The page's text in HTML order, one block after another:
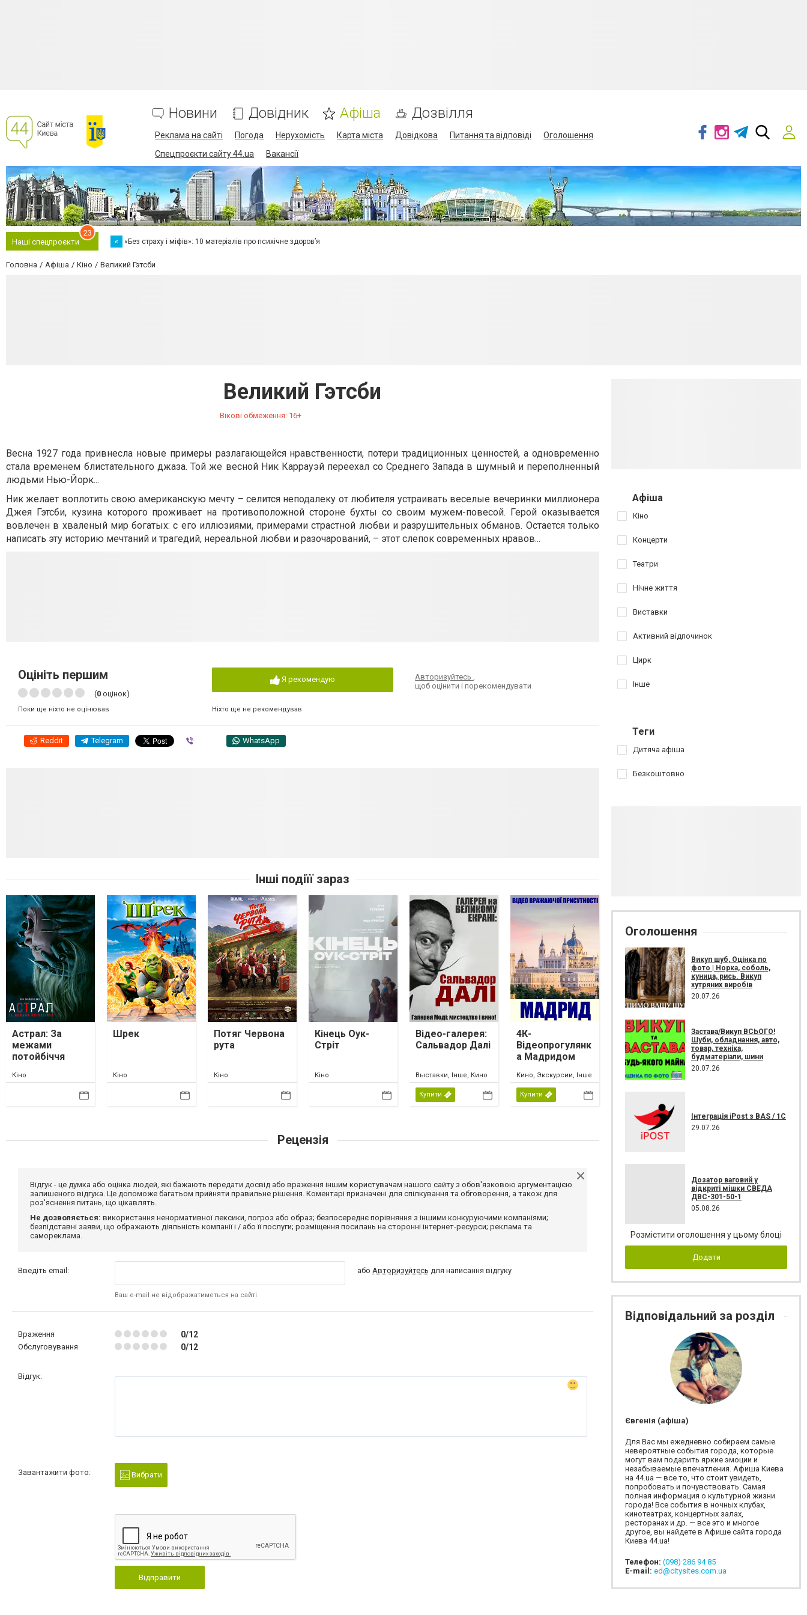
Новини Довідник Афіша Дозвілля
Реклама на сайті Погода Нерухомість Карта міста Довідкова Питання та відповіді
Оголошення
Спецпроєкти сайту 44.ua
Вакансії
Наші спецпроєкти
23
« «Без страху і міфів»: 10 матеріалів про психічне здоров’я
Головна Афіша Кіно Великий Гэтсби
Великий Гэтсби
Вікові обмеження: 16+
Весна 1927 года привнесла новые примеры разлагающейся нравственности, потери традиционных ценностей, а одновременно
стала временем блистательного джаза. Той же весной Ник Каррауэй переехал со Среднего Запада в шумный и переполненный
людьми Нью-Йорк...
Ник желает воплотить свою американскую мечту – селится неподалеку от любителя устраивать веселые вечеринки миллионера
Джея Гэтсби, кузина которого проживает на противоположной стороне бухты со своим мужем-повесой. Герой оказывается
вовлечен в хваленый мир богатых: с его иллюзиями, примерами страстной любви и разрушительных обманов. Остается только
написать эту историю мечтаний и трагедий, нереальной любви и разочарований, – этот слепок современных нравов...
Оцініть першим
(0 оцінок)
Поки ще ніхто не оцінював
Я рекомендую
Ніхто ще не рекомендував
Авторизуйтесь,
щоб оцінити і порекомендувати
Reddit Telegram WhatsApp
Інші подіїї зараз
Астрал: За
межами
потойбіччя
Кіно
Шрек
Кіно
Потяг Червона
рута
Кіно
Кінець Оук-
Стріт
Кіно
Відео-галерея:
Сальвадор Далі
Выставки, Інше, Кино
Купити
4К-
Відеопрогулянк
а Мадридом
Кино, Экскурсии, Інше
Купити
Рецензія
Відгук - це думка або оцінка людей, які бажають передати досвід або враження іншим користувачам нашого сайту з обов'язковою аргументацією
залишеного відгука. Це допоможе багатьом прийняти правильне рішення. Коментарі призначені для спілкування та обговорення, а також для
роз'яснення питань, що цікавлять.
Не дозволяється: використання ненормативної лексики, погроз або образ; безпосереднє порівняння з іншими конкуруючими компаніями;
безпідставні заяви, що ображають діяльність компанії і / або її послуги; розміщення посилань на сторонні інтернет-ресурси; реклама та
самореклама.
Введіть email:
Ваш e-mail не відображатиметься на сайті
або Авторизуйтесь для написання відгуку
Враження 0/12
Обслуговування 0/12
Відгук:
Завантажити фото: Вибрати
Відправити
Афіша
Кіно
Концерти
Театри
Нічне життя
Виставки
Активний відпочинок
Цирк
Інше
Теги
Дитяча афіша
Безкоштовно
Оголошення
Викуп шуб, Оцінка по
фото | Норка, соболь,
куница, рись. Викуп
хутряних виробів
20.07.26
Застава/Викуп ВСЬОГО!
Шуби, обладнання, авто,
товар, техніка,
будматеріали, шини
20.07.26
Інтеграція iPost з BAS / 1С
29.07.26
Дозатор ваговий у
відкриті мішки СВЕДА
ДВС-301-50-1
05.08.26
Розмістити оголошення у цьому блоці
Додати
Відповідальний за розділ
Євгенія (афіша)
Для Вас мы ежедневно собираем самые
невероятные события города, которые
могут вам подарить яркие эмоции и
незабываемые впечатления. Афиша Киева
на 44.ua — все то, что стоит увидеть,
попробовать и почувствовать. Самая
полная информация о культурной жизни
города! Все события в ночных клубах,
кинотеатрах, концертных залах,
ресторанах и др. — все это и многое
другое, вы найдете в Афише сайта города
Киева 44.ua!
Телефон: (098) 286 94 85
E-mail: ed@citysites.com.ua